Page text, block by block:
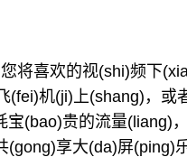
将喜欢的视(shi)频下
(fei)机(ji)上(shang)，或
宝(bao)贵的流量(liang)
(gong)享大(da)屏(ping)